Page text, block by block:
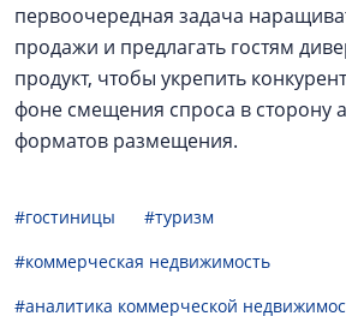
первоочередная задача
продажи и предлагать гостям
продукт, чтобы укрепить
фоне смещения спроса в сторону
форматов размещения.
#гостиницы
#туризм
#коммерческая недвижимость
#аналитика коммерческой